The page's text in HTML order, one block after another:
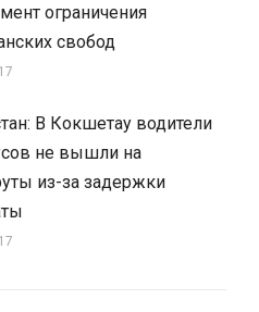
ограничения
свобод
В Кокшетау водители
не вышли на
из-за задержки